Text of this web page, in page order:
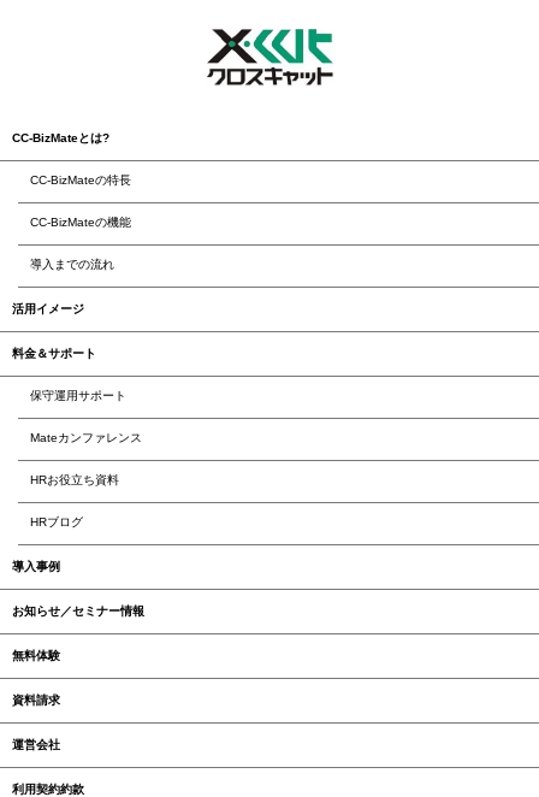
CC-BizMateとは?
CC-BizMateの特長
CC-BizMateの機能
導入までの流れ
活用イメージ
料金＆サポート
保守運用サポート
Mateカンファレンス
HRお役立ち資料
HRブログ
導入事例
お知らせ／セミナー情報
無料体験
資料請求
運営会社
利用契約約款